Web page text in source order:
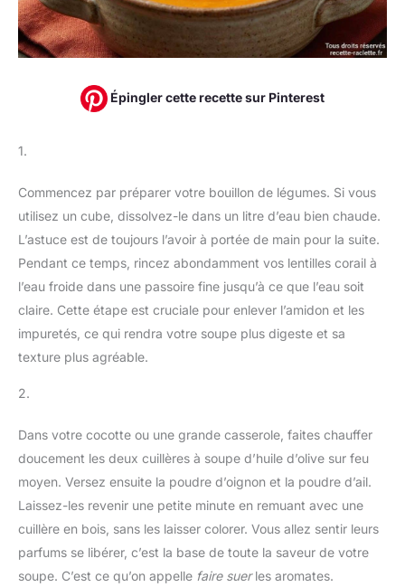
Épingler cette recette sur Pinterest
1.
Commencez par préparer votre bouillon de légumes. Si vous
utilisez un cube, dissolvez-le dans un litre d’eau bien chaude.
L’astuce est de toujours l’avoir à portée de main pour la suite.
Pendant ce temps, rincez abondamment vos lentilles corail à
l’eau froide dans une passoire fine jusqu’à ce que l’eau soit
claire. Cette étape est cruciale pour enlever l’amidon et les
impuretés, ce qui rendra votre soupe plus digeste et sa
texture plus agréable.
2.
Dans votre cocotte ou une grande casserole, faites chauffer
doucement les deux cuillères à soupe d’huile d’olive sur feu
moyen. Versez ensuite la poudre d’oignon et la poudre d’ail.
Laissez-les revenir une petite minute en remuant avec une
cuillère en bois, sans les laisser colorer. Vous allez sentir leurs
parfums se libérer, c’est la base de toute la saveur de votre
soupe. C’est ce qu’on appelle faire suerles aromates.